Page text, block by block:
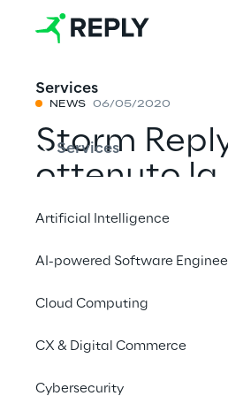
Services
Services
Artificial Intelligence
AI-powered Software
Cloud Computing
CX & Digital Commerce
Cybersecurity
NEWS 06/05/2020
Storm
ottenuto la
SaaS
AWS